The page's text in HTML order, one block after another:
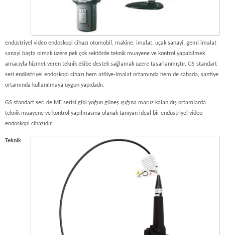
endüstriyel video endoskopi cihazı otomobil, makine, imalat, uçak sanayi, gemi imalat
sanayi başta olmak üzere pek çok sektörde teknik muayene ve kontrol yapabilmek
amacıyla hizmet veren teknik ekibe destek sağlamak üzere tasarlanmıştır. GS standart
seri endüstriyel endoskopi cihazı hem atölye-imalat ortamında hem de sahada, şantiye
ortamında kullanılmaya uygun yapıdadır.
GS standart seri de ME serisi gibi yoğun güneş ışığına maruz kalan dış ortamlarda
teknik muayene ve kontrol yapılmasına olanak tanıyan ideal bir endüstriyel video
endoskopi cihazıdır.
Teknik